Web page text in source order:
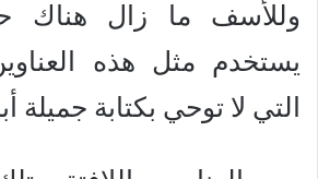
وللأسف ما زال هناك
يستخدم مثل هذه
التي لا توحي بكتابة جميلة